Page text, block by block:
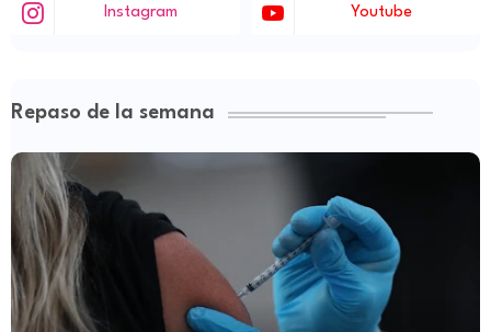
Instagram Youtube
Repaso de la semana